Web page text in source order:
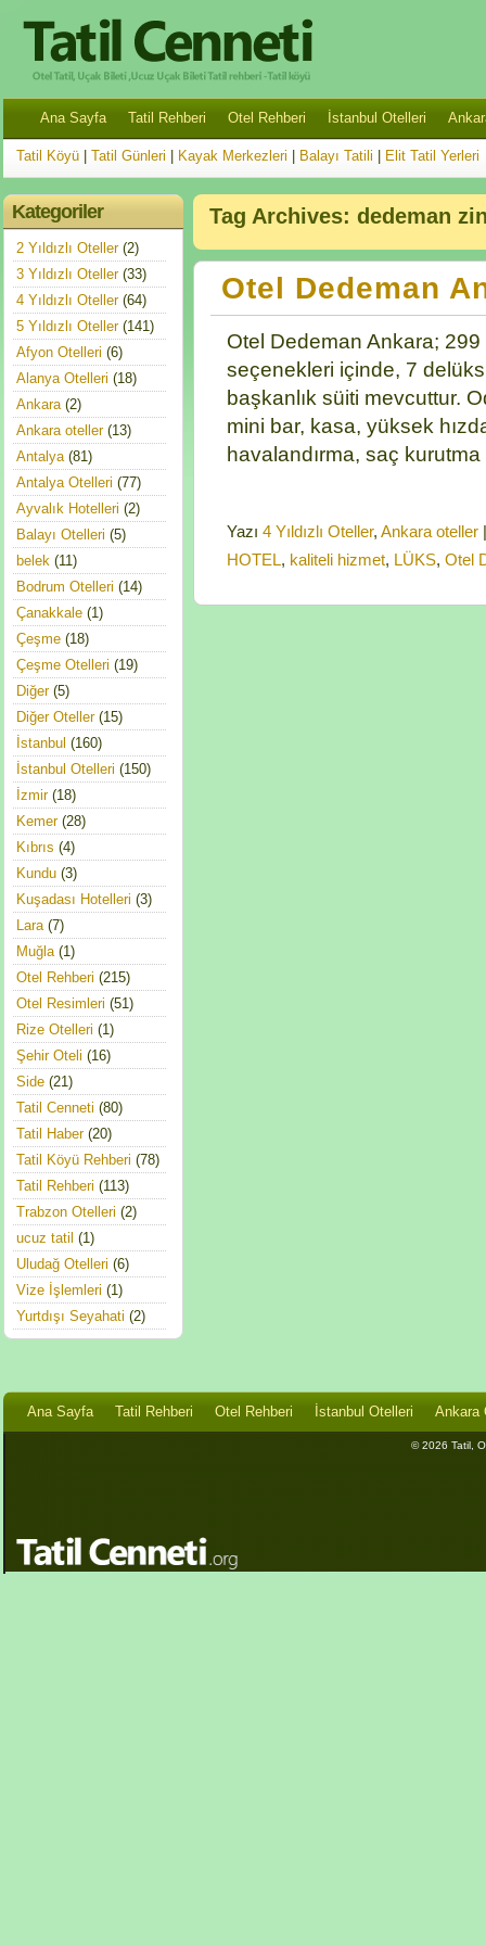
Ana Sayfa Tatil Rehberi Otel Rehberi İstanbul Otelleri
Tatil Köyü Tatil Günleri Kayak Merkezleri Balayı Tatili Elit Tatil Yerleri
Tag Archives:dedeman
Otel Dedeman
Otel Dedeman Ankara;
seçenekleri içinde, 7
başkanlık süiti mevcuttur.
mini bar, kasa, yüksek
havalandırma, saç
Yazı 4 Yıldızlı Oteller,Ankara oteller
HOTEL, kaliteli hizmet, LÜKS,Otel
Kategoriler
2 Yıldızlı Oteller(2)
3 Yıldızlı Oteller(33)
4 Yıldızlı Oteller(64)
5 Yıldızlı Oteller(141)
Afyon Otelleri (6)
Alanya Otelleri (18)
Ankara(2)
Ankara oteller(13)
Antalya(81)
Antalya Otelleri (77)
Ayvalık Hotelleri (2)
Balayı Otelleri (5)
belek (11)
Bodrum Otelleri (14)
Çanakkale (1)
Çeşme (18)
Çeşme Otelleri (19)
Diğer(5)
Diğer Oteller(15)
İstanbul (160)
İstanbul Otelleri (150)
İzmir(18)
Kemer(28)
Kıbrıs (4)
Kundu (3)
Kuşadası Hotelleri (3)
Lara(7)
Muğla(1)
Otel Rehberi (215)
Otel Resimleri (51)
Rize Otelleri (1)
Şehir Oteli (16)
Side (21)
Tatil Cenneti (80)
Tatil Haber(20)
Tatil Köyü Rehberi (78)
Tatil Rehberi (113)
Trabzon Otelleri (2)
ucuz tatil (1)
Uludağ Otelleri (6)
Vize İşlemleri (1)
Yurtdışı Seyahati (2)
Ana Sayfa Tatil Rehberi Otel Rehberi İstanbul Otelleri Ankara
© 2026 Tatil,